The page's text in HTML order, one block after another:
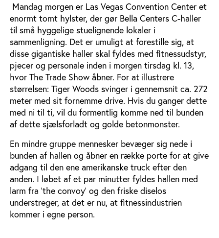
Mandag morgen er Las Vegas Convention Center et
enormt tomt hylster, der gør Bella Centers C-haller
til små hyggelige stuelignende lokaler i
sammenligning. Det er umuligt at forestille sig, at
disse gigantiske haller skal fyldes med fitnessudstyr,
pjecer og personale inden i morgen tirsdag kl. 13,
hvor The Trade Show åbner. For at illustrere
størrelsen: Tiger Woods svinger i gennemsnit ca. 272
meter med sit fornemme drive. Hvis du ganger dette
med ni til ti, vil du formentlig komme ned til bunden
af dette sjælsforladt og golde betonmonster.
En mindre gruppe mennesker bevæger sig nede i
bunden af hallen og åbner en række porte for at give
adgang til den ene amerikanske truck efter den
anden. I løbet af et par minutter fyldes hallen med
larm fra 'the convoy' og den friske diselos
understreger, at det er nu, at fitnessindustrien
kommer i egne person.